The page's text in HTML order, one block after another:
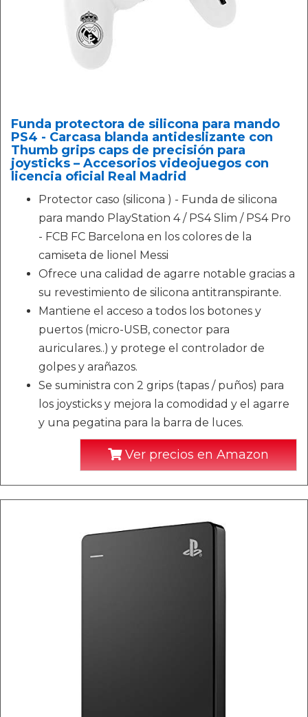
Funda protectora de silicona para mando
PS4 - Carcasa blanda antideslizante con
Thumb grips caps de precisión para
joysticks – Accesorios videojuegos con
licencia oficial Real Madrid
Protector caso (silicona ) - Funda de silicona
para mando PlayStation 4 / PS4 Slim / PS4 Pro
- FCB FC Barcelona en los colores de la
camiseta de lionel Messi
Ofrece una calidad de agarre notable gracias a
su revestimiento de silicona antitranspirante.
Mantiene el acceso a todos los botones y
puertos (micro-USB, conector para
auriculares..) y protege el controlador de
golpes y arañazos.
Se suministra con 2 grips (tapas / puños) para
los joysticks y mejora la comodidad y el agarre
y una pegatina para la barra de luces.
Ver precios en Amazon